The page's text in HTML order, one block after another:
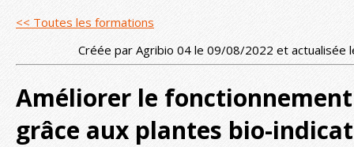
<< Toutes les formations
Créée par Agribio 04 le 09/08/2022 et actualisée
Améliorer le
grâce aux plantes bio-